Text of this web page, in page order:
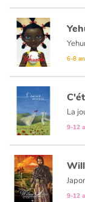
Famille
Écoles
Médiathèques
Vidéos &
Blog
Actualités
6-8
9-12
9-12